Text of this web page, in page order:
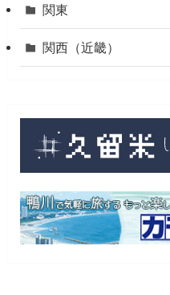
関東
関西（近畿）